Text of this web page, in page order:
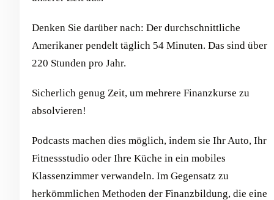
Denken Sie darüber nach: Der durchschnittliche
Amerikaner pendelt täglich 54 Minuten. Das sind über
220 Stunden pro Jahr.
Sicherlich genug Zeit, um mehrere Finanzkurse zu
absolvieren!
Podcasts machen dies möglich, indem sie Ihr Auto, Ihr
Fitnessstudio oder Ihre Küche in ein mobiles
Klassenzimmer verwandeln. Im Gegensatz zu
herkömmlichen Methoden der Finanzbildung, die eine